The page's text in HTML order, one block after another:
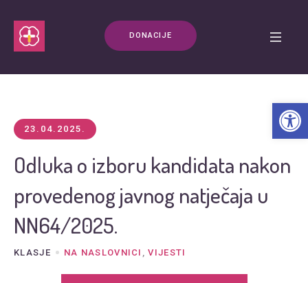
DONACIJE
23.04.2025.
Odluka o izboru kandidata nakon
provedenog javnog natječaja u
NN64/2025.
KLASJE NA NASLOVNICI ,VIJESTI